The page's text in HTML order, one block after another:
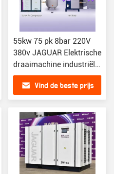
55kw 75 pk 8bar 220V
380v JAGUAR Elektrische
draaimachine industriële
schroef luchtcompressor
Vind de beste prijs